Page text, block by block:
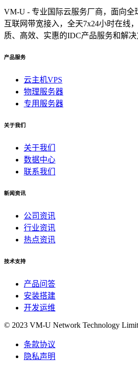
VM-U - 专业国际云服务厂商，面向全
互联网带宽接入，全天7x24小时在线
质、高效、实惠的IDC产品服务和解决
产品服务
云主机VPS
物理服务器
专用服务器
关于我们
关于我们
数据中心
联系我们
新闻资讯
公司资讯
行业资讯
热点资讯
技术支持
产品问答
安装搭建
开发运维
© 2023 VM-U Network Technology
条款协议
隐私声明